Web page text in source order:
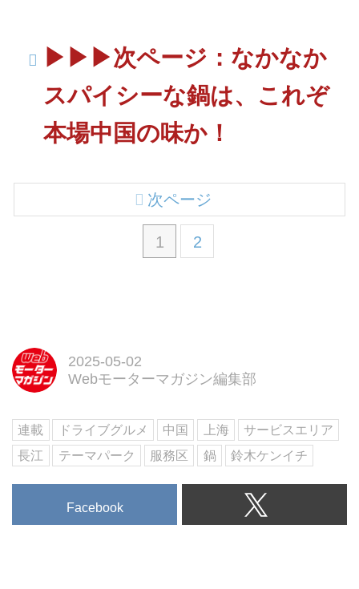
▶︎▶︎▶︎次ページ：なかなか
スパイシーな鍋は、これぞ
本場中国の味か！
1 2
次ページ
2025-05-02
Webモーターマガジン編集部
連載 ドライブグルメ 中国 上海
サービスエリア
長江
テーマパーク 服務区 鍋 鈴木ケンイチ
Facebook